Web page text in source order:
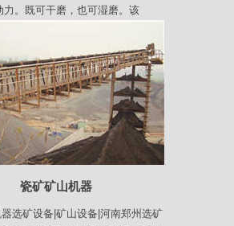
力。既可干磨，也可湿磨。该
瓷矿矿山机器
选矿设备|矿山设备|河南郑州选矿